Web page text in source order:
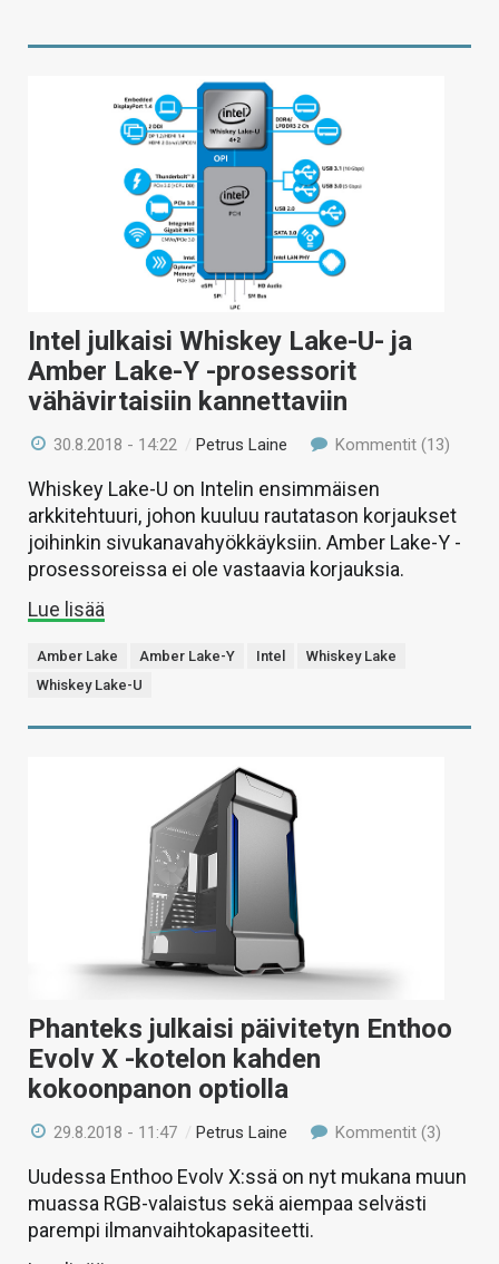
Intel julkaisi Whiskey Lake-U- ja
Amber Lake-Y -prosessorit
vähävirtaisiin kannettaviin
30.8.2018 - 14:22 /Petrus Laine Kommentit (13)
Whiskey Lake-U on Intelin ensimmäisen
arkkitehtuuri, johon kuuluu rautatason korjaukset
joihinkin sivukanavahyökkäyksiin. Amber Lake-Y -
prosessoreissa ei ole vastaavia korjauksia.
Lue lisää
Amber Lake Amber Lake-Y Intel
Whiskey Lake
Whiskey Lake-U
Phanteks julkaisi päivitetyn Enthoo
Evolv X -kotelon kahden
kokoonpanon optiolla
29.8.2018 - 11:47 /Petrus Laine Kommentit (3)
Uudessa Enthoo Evolv X:ssä on nyt mukana muun
muassa RGB-valaistus sekä aiempaa selvästi
parempi ilmanvaihtokapasiteetti.